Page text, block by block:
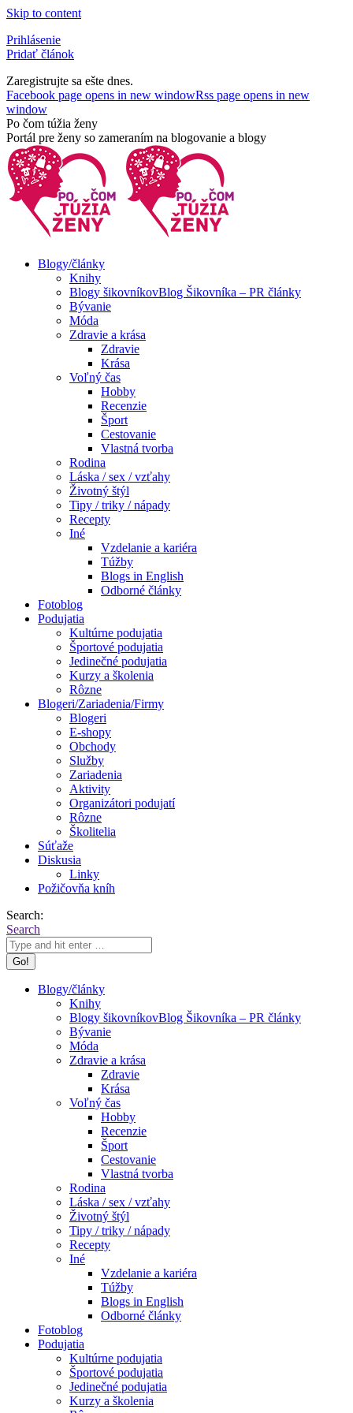
Skip to content
Prihlásenie
Pridať článok
Zaregistrujte sa ešte dnes.
Facebook page opens in new windowRss page opens in new
window
Po čom túžia ženy
Portál pre ženy so zameraním na blogovanie a blogy
Blogy/články
Knihy
Blogy šikovníkovBlog Šikovníka – PR články
Bývanie
Móda
Zdravie a krása
Zdravie
Krása
Voľný čas
Hobby
Recenzie
Šport
Cestovanie
Vlastná tvorba
Rodina
Láska / sex / vzťahy
Životný štýl
Tipy / triky / nápady
Recepty
Iné
Vzdelanie a kariéra
Túžby
Blogs in English
Odborné články
Fotoblog
Podujatia
Kultúrne podujatia
Športové podujatia
Jedinečné podujatia
Kurzy a školenia
Rôzne
Blogeri/Zariadenia/Firmy
Blogeri
E-shopy
Obchody
Služby
Zariadenia
Aktivity
Organizátori podujatí
Rôzne
Školitelia
Súťaže
Diskusia
Linky
Požičovňa kníh
Search:
Search
Blogy/články
Knihy
Blogy šikovníkovBlog Šikovníka – PR články
Bývanie
Móda
Zdravie a krása
Zdravie
Krása
Voľný čas
Hobby
Recenzie
Šport
Cestovanie
Vlastná tvorba
Rodina
Láska / sex / vzťahy
Životný štýl
Tipy / triky / nápady
Recepty
Iné
Vzdelanie a kariéra
Túžby
Blogs in English
Odborné články
Fotoblog
Podujatia
Kultúrne podujatia
Športové podujatia
Jedinečné podujatia
Kurzy a školenia